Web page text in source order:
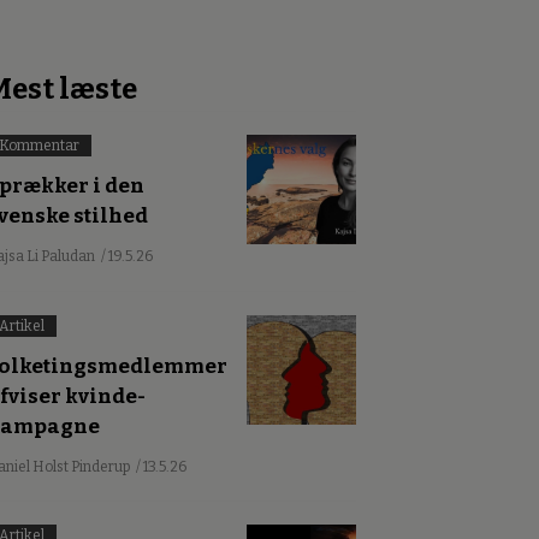
læste
Kommentar
i den
stilhed
Li Paludan / 19.5.26
Artikel
kvinde-
Holst Pinderup / 13.5.26
Artikel